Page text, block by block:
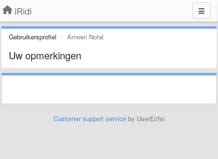
iRidi
Gebruikersprofiel Ameen Nofal
Uw opmerkingen
Customer support service by UserEcho